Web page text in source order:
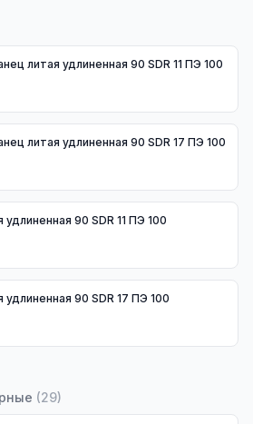
литая удлиненная 90 SDR 11 ПЭ 100
литая удлиненная 90 SDR 17 ПЭ 100
удлиненная 90 SDR 11 ПЭ 100
удлиненная 90 SDR 17 ПЭ 100
(29)